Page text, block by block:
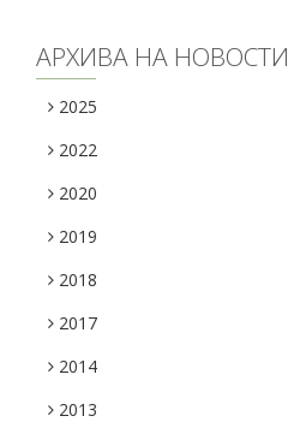
АРХИВА НА НОВОСТИ
2025
2022
2020
2019
2018
2017
2014
2013